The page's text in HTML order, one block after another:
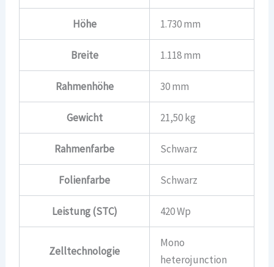
Höhe 1.730 mm
Breite 1.118 mm
Rahmenhöhe 30 mm
Gewicht 21,50 kg
Rahmenfarbe Schwarz
Folienfarbe Schwarz
Leistung (STC) 420 Wp
Zelltechnologie
Mono
heterojunction